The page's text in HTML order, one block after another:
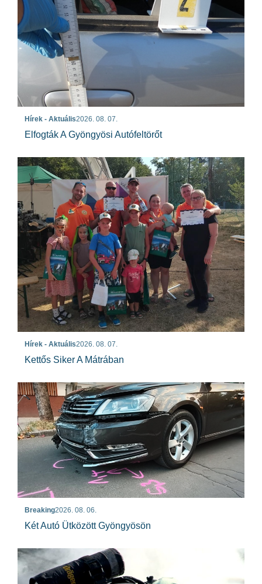
Hírek - Aktuális2026. 08. 07.
Elfogták A Gyöngyösi Autófeltörőt
Hírek - Aktuális2026. 08. 07.
Kettős Siker A Mátrában
Breaking2026. 08. 06.
Két Autó Ütközött Gyöngyösön